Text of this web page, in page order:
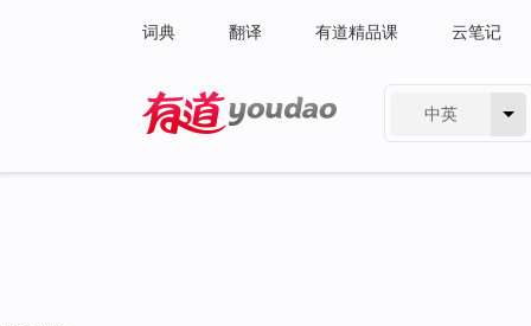
词典 翻译 有道精品课 云笔记
中英